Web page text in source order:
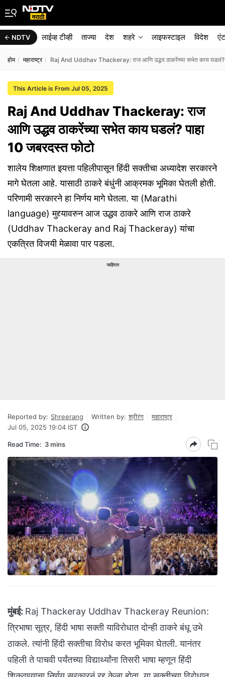
NDTV लाईव्ह टीव्ही ताज्या देश शहरे लाइफस्टाइल विदेश
होम महाराष्ट्र Raj And Uddhav Thackeray: राज आणि उद्धव ठाकरेंच्या सभेत काय घडलं?
This Article is From Jul 05, 2025
Raj And Uddhav Thackeray: राज
आणि उद्धव ठाकरेंच्या सभेत काय घडलं? पाहा
10 जबरदस्त फोटो
शालेय शिक्षणात इयत्ता पहिलीपासून हिंदी सक्तीचा अध्यादेश सरकारने
मागे घेतला आहे. यासाठी ठाकरे बंधुंनी आक्रमक भूमिका घेतली होती.
परिणामी सरकारने हा निर्णय मागे घेतला. या (Marathi
language) मुद्द्यावरुन आज उद्धव ठाकरे आणि राज ठाकरे
(Uddhav Thackeray and Raj Thackeray) यांचा
एकत्रित विजयी मेळावा पार पडला.
जाहिरात
Reported by: Shreerang Written by: श्रीरंग
महाराष्ट्र
Jul 05, 2025 19:04 IST
Read Time: 3 mins
मुंबई: Raj Thackeray Uddhav Thackeray Reunion:
त्रिभाषा सूत्र, हिंदी भाषा सक्ती याविरोधात दोन्ही ठाकरे बंधू उभे
ठाकले. त्यांनी हिंदी सक्तीचा विरोध करत भूमिका घेतली. यानंतर
पहिली ते पाचवी पर्यंतच्या विद्यार्थ्यांना तिसरी भाषा म्हणून हिंदी